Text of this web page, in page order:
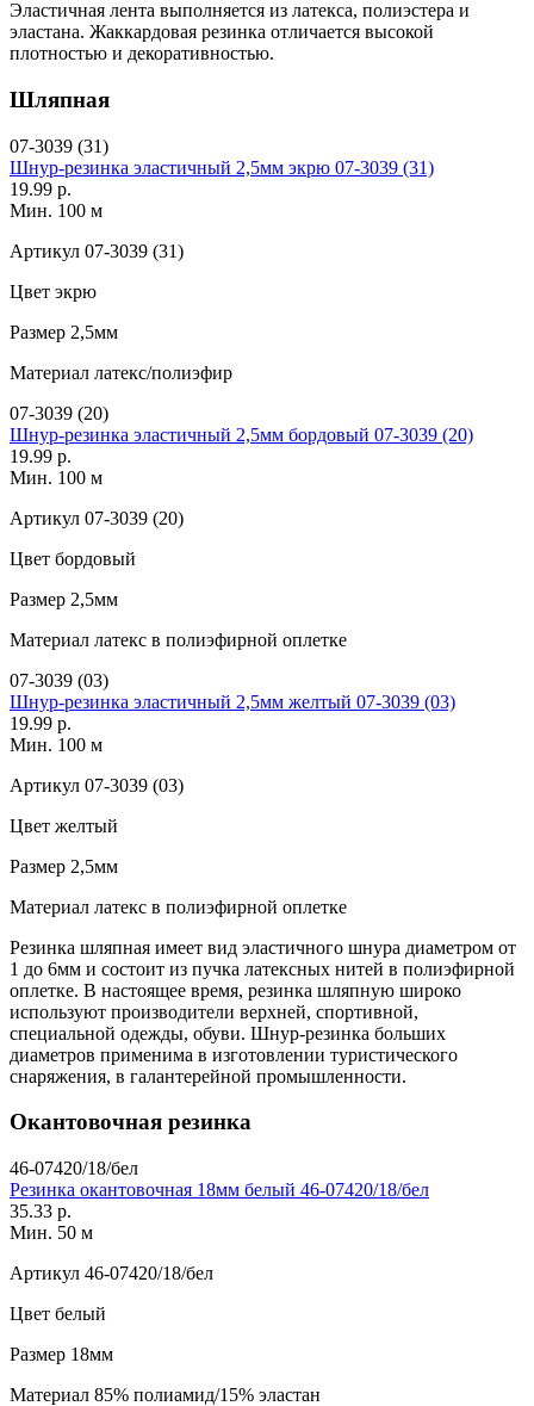
Эластичная лента выполняется из латекса, полиэстера и
эластана. Жаккардовая резинка отличается высокой
плотностью и декоративностью.
Шляпная
07-3039 (31)
Шнур-резинка эластичный 2,5мм экрю 07-3039 (31)
19.99 р.
Мин. 100 м
Артикул 07-3039 (31)
Цвет экрю
Размер 2,5мм
Материал латекс/полиэфир
07-3039 (20)
Шнур-резинка эластичный 2,5мм бордовый 07-3039 (20)
19.99 р.
Мин. 100 м
Артикул 07-3039 (20)
Цвет бордовый
Размер 2,5мм
Материал латекс в полиэфирной оплетке
07-3039 (03)
Шнур-резинка эластичный 2,5мм желтый 07-3039 (03)
19.99 р.
Мин. 100 м
Артикул 07-3039 (03)
Цвет желтый
Размер 2,5мм
Материал латекс в полиэфирной оплетке
Резинка шляпная имеет вид эластичного шнура диаметром от
1 до 6мм и состоит из пучка латексных нитей в полиэфирной
оплетке. В настоящее время, резинка шляпную широко
используют производители верхней, спортивной,
специальной одежды, обуви. Шнур-резинка больших
диаметров применима в изготовлении туристического
снаряжения, в галантерейной промышленности.
Окантовочная резинка
46-07420/18/бел
Резинка окантовочная 18мм белый 46-07420/18/бел
35.33 р.
Мин. 50 м
Артикул 46-07420/18/бел
Цвет белый
Размер 18мм
Материал 85% полиамид/15% эластан